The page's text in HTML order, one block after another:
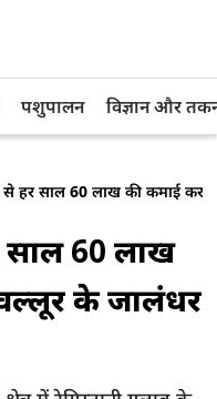
पशुपालन विज्ञान और
से हर साल 60 लाख की कमाई कर
साल 60 लाख
के जालंधर